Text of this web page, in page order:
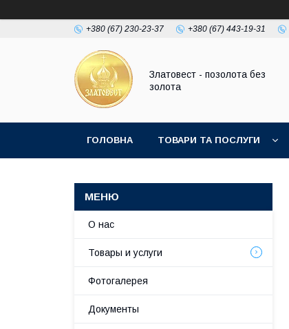
+380 (67) 230-23-37 +380 (67) 443-19-31
Златовест - позолота без
золота
ГОЛОВНА ТОВАРИ ТА ПОСЛУГИ
О нас
Товары и услуги
Фотогалерея
Документы